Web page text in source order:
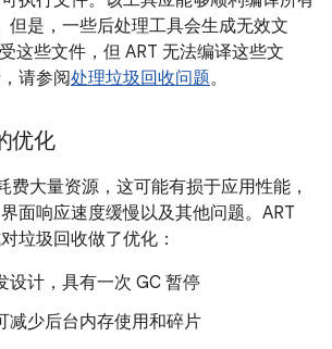
但是，一些后处理工具会生成无效文
这些文件，但 ART 无法编译这些文
请参阅处理垃圾回收问题。
优化
费大量资源，这可能有损于应用性能，
面响应速度缓慢以及其他问题。ART
垃圾回收做了优化：
设计，具有一次 GC 暂停
减少后台内存使用和碎片